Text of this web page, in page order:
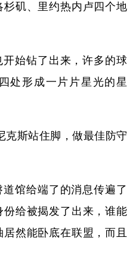
矶、里约热内卢四个地
始钻了出来，许多的球
处形成一片片星光的星
克斯站住脚，做最佳防守
馆给端了的消息传遍了
给被揭发了出来，谁能
然能卧底在联盟，而且